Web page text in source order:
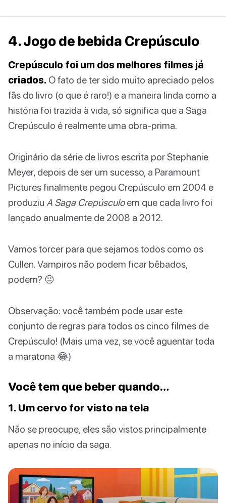
4. Jogo de bebida Crepúsculo
Crepúsculo foi um dos melhores filmes já
criados. O fato de ter sido muito apreciado pelos
fãs do livro (o que é raro!) e a maneira linda como a
história foi trazida à vida, só significa que a Saga
Crepúsculo é realmente uma obra-prima.
Originário da série de livros escrita por Stephanie
Meyer, depois de ser um sucesso, a Paramount
Pictures finalmente pegou Crepúsculo em 2004 e
produziu A Saga Crepúsculoem que cada livro foi
lançado anualmente de 2008 a 2012.
Vamos torcer para que sejamos todos como os
Cullen. Vampiros não podem ficar bêbados,
podem? 😐
Observação: você também pode usar este
conjunto de regras para todos os cinco filmes de
Crepúsculo! (Mais uma vez, se você aguentar toda
a maratona 😂)
Você tem que beber quando…
1. Um cervo for visto na tela
Não se preocupe, eles são vistos principalmente
apenas no início da saga.